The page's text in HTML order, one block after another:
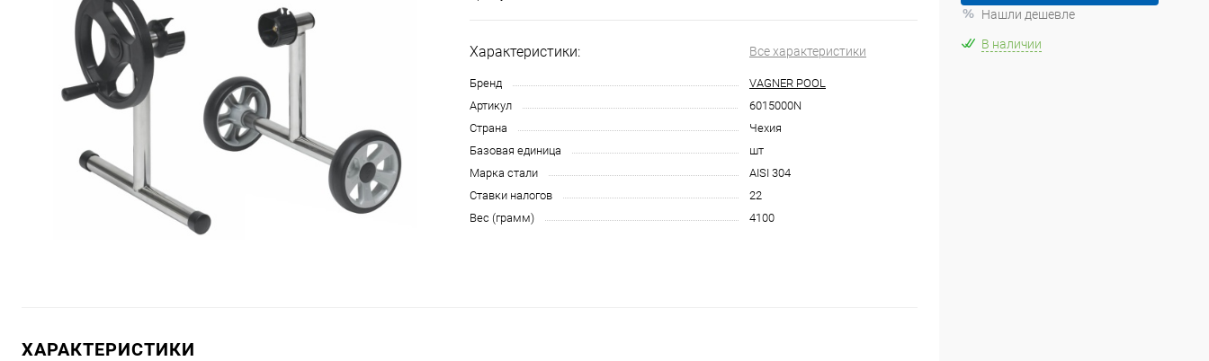
Характеристики: Все характеристики
Бренд
VAGNER POOL
Артикул
6015000N
Страна
Чехия
Базовая единица
шт
Марка стали
AISI 304
Ставки налогов
22
Вес (грамм)
4100
ХАРАКТЕРИСТИКИ
Нашли дешевле
В наличии